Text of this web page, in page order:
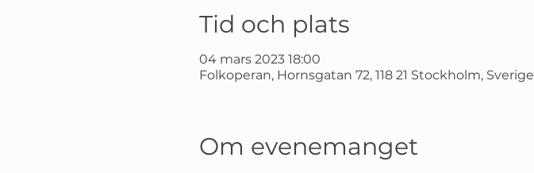
Tid och plats
04 mars 2023 18:00
Folkoperan, Hornsgatan 72, 118 21 Stockholm, Sverige
Om evenemanget